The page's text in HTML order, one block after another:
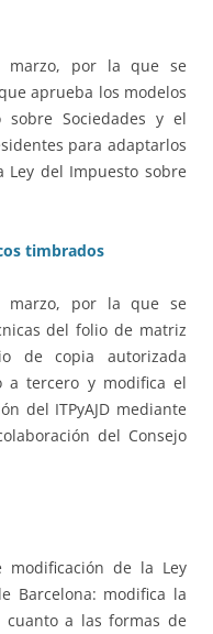
marzo, por la que se
aprueba los modelos
Sociedades y el
para adaptarlos
del Impuesto sobre
timbrados
marzo, por la que se
del folio de matriz
de copia autorizada
a tercero y modifica el
del ITPyAJD mediante
del Consejo
modificación de la Ley
Barcelona: modifica la
cuanto a las formas de